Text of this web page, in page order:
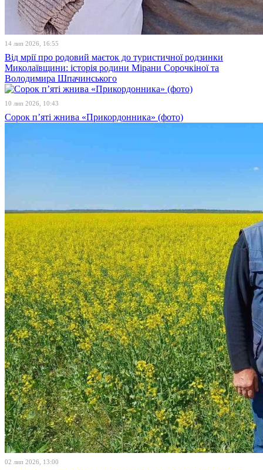
14 лип 2026, 16:55
Від мрії про родовий маєток до туристичної родзинки
Миколаївщини: історія родини Мірани Сорочкіної та
Володимира Шпачинського
10 лип 2026, 10:43
Сорок п’яті жнива «Прикордонника» (фото)
02 лип 2026, 13:00